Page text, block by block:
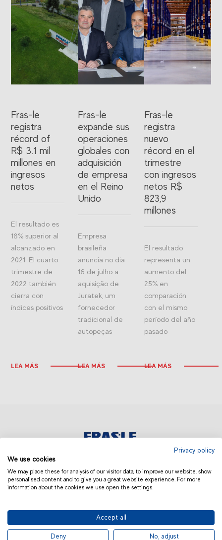
Fras-le
registra
récord of
R$ 3.1 mil
millones en
ingresos
netos
El resultado es
18% superior al
alcanzado en
2021. El cuarto
trimestre de
2022 también
cierra con
índices positivos
LEA MÁS
Fras-le
expande sus
operaciones
globales con
adquisición
de empresa
en el Reino
Unido
Empresa
brasileña
anuncia no dia
16 de julho a
aquisição de
Juratek, um
fornecedor
tradicional de
autopeças
LEA MÁS
Fras-le
registra
nuevo
récord en el
trimestre
con ingresos
netos R$
823,9
millones
El resultado
representa un
aumento del
25% en
comparación
con el mismo
período del año
pasado
LEA MÁS
AMÉRICA LATINA | OTROS
© 2019 Fras-le | Photos: Júlio Soares, Magrão Scalco, João Lazzarotto, Panda Branding
and photo collection of Randon Companies
Privacy policy
We use cookies
We may place these for analysis of our visitor data, to improve our website, show
personalised content and to give you a great website experience. For more
information about the cookies we use open the settings.
Accept all
Deny No, adjust